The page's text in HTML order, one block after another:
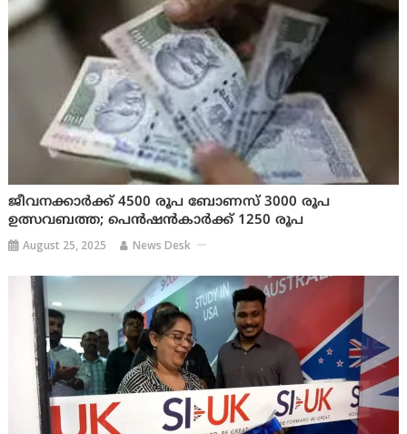
ജീവനക്കാർക്ക്‌ 4500 രൂപ ബോണസ്‌ 3000 രൂപ
ഉത്സവബത്ത; പെന്‍ഷന്‍കാര്‍ക്ക് 1250 രൂപ
August 25, 2025 News Desk